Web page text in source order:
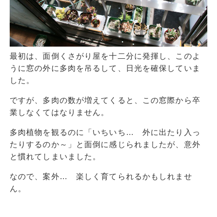
最初は、面倒くさがり屋を十二分に発揮し、このよ
うに窓の外に多肉を吊るして、日光を確保していま
した。
ですが、多肉の数が増えてくると、この窓際から卒
業しなくてはなりません。
多肉植物を観るのに「いちいち… 外に出たり入っ
たりするのか～」と面倒に感じられましたが、意外
と慣れてしまいました。
なので、案外… 楽しく育てられるかもしれませ
ん。